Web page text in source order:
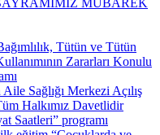
Tütün ve Tütün
Zararları Konulu
Sağlığı Merkezi Açılış
Halkımız Davetlidir
Saatleri” programı